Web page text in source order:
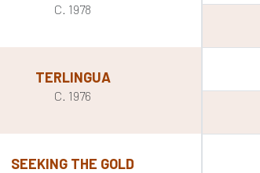
C. 1978
TERLINGUA
C. 1976
SEEKING THE GOLD